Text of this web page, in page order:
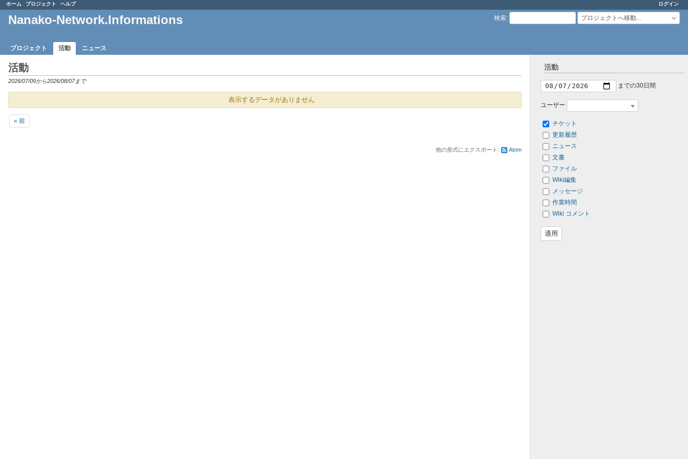
ログイン
ホーム プロジェクト ヘルプ
検索: プロジェクトへ移動...
Nanako-Network.Informations
プロジェクト 活動 ニュース
活動
までの30日間
ユーザー
チケット
更新履歴
ニュース
文書
ファイル
Wiki編集
メッセージ
作業時間
Wiki コメント
活動
2026/07/09から2026/08/07まで
表示するデータがありません
« 前
他の形式にエクスポート: Atom